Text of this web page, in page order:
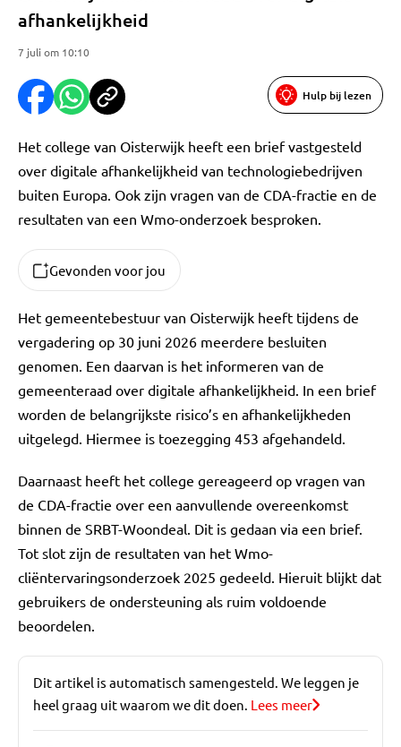
afhankelijkheid
7 juli om 10:10
Hulp bij lezen
Het college van Oisterwijk heeft een brief vastgesteld
over digitale afhankelijkheid van technologiebedrijven
buiten Europa. Ook zijn vragen van de CDA-fractie en de
resultaten van een Wmo-onderzoek besproken.
Gevonden voor jou
Het gemeentebestuur van Oisterwijk heeft tijdens de
vergadering op 30 juni 2026 meerdere besluiten
genomen. Een daarvan is het informeren van de
gemeenteraad over digitale afhankelijkheid. In een brief
worden de belangrijkste risico’s en afhankelijkheden
uitgelegd. Hiermee is toezegging 453 afgehandeld.
Daarnaast heeft het college gereageerd op vragen van
de CDA-fractie over een aanvullende overeenkomst
binnen de SRBT-Woondeal. Dit is gedaan via een brief.
Tot slot zijn de resultaten van het Wmo-
cliëntervaringsonderzoek 2025 gedeeld. Hieruit blijkt dat
gebruikers de ondersteuning als ruim voldoende
beoordelen.
Dit artikel is automatisch samengesteld. We leggen je
heel graag uit waarom we dit doen. Lees meer